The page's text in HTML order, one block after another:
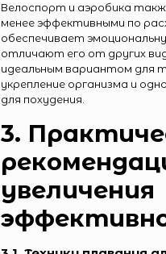
Велоспорт и аэробика
менее эффективными по
обеспечивает
отличают его от других
идеальным вариантом для
укрепление организма и
для похудения.
3.
увеличения